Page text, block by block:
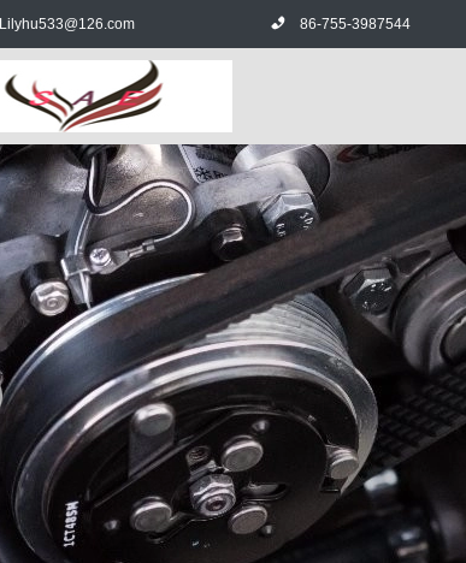
Lilyhu533@126.com 86-755-3987544
冷媒回収装置 自